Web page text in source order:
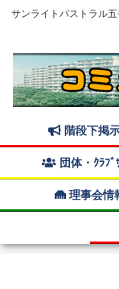
サンライトパストラル
階段下掲
団体・ｸﾗﾌﾞ
理事会情